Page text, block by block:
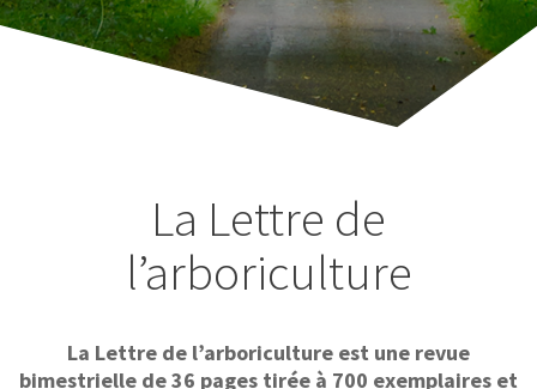
La Lettre de
l’arboriculture
La Lettre de l’arboriculture est une revue
bimestrielle de 36 pages tirée à 700 exemplaires et